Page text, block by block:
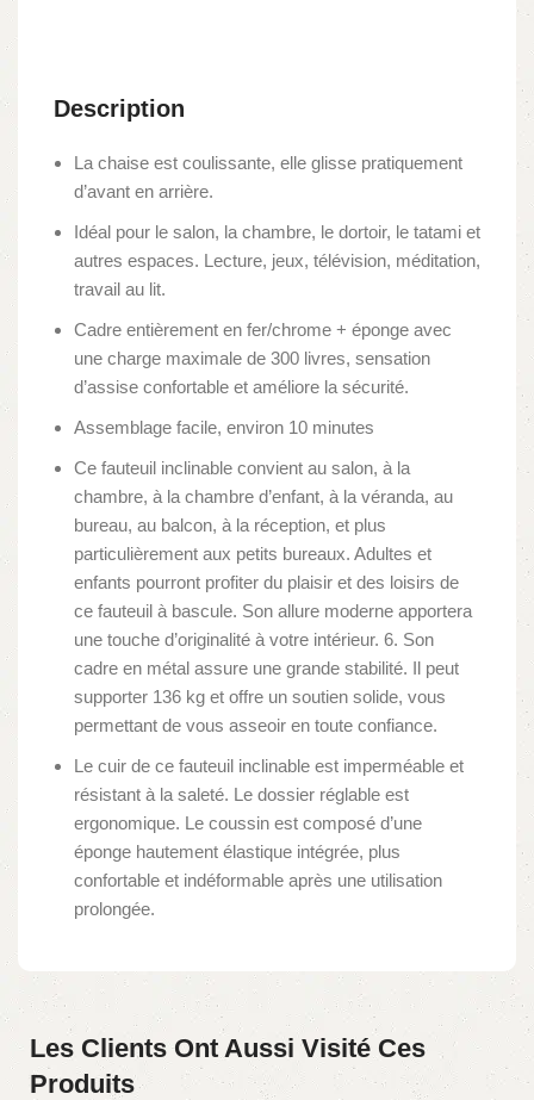
Description
La chaise est coulissante, elle glisse pratiquement
d’avant en arrière.
Idéal pour le salon, la chambre, le dortoir, le tatami et
autres espaces. Lecture, jeux, télévision, méditation,
travail au lit.
Cadre entièrement en fer/chrome + éponge avec
une charge maximale de 300 livres, sensation
d’assise confortable et améliore la sécurité.
Assemblage facile, environ 10 minutes
Ce fauteuil inclinable convient au salon, à la
chambre, à la chambre d’enfant, à la véranda, au
bureau, au balcon, à la réception, et plus
particulièrement aux petits bureaux. Adultes et
enfants pourront profiter du plaisir et des loisirs de
ce fauteuil à bascule. Son allure moderne apportera
une touche d’originalité à votre intérieur. 6. Son
cadre en métal assure une grande stabilité. Il peut
supporter 136 kg et offre un soutien solide, vous
permettant de vous asseoir en toute confiance.
Le cuir de ce fauteuil inclinable est imperméable et
résistant à la saleté. Le dossier réglable est
ergonomique. Le coussin est composé d’une
éponge hautement élastique intégrée, plus
confortable et indéformable après une utilisation
prolongée.
Les Clients Ont Aussi Visité Ces
Produits